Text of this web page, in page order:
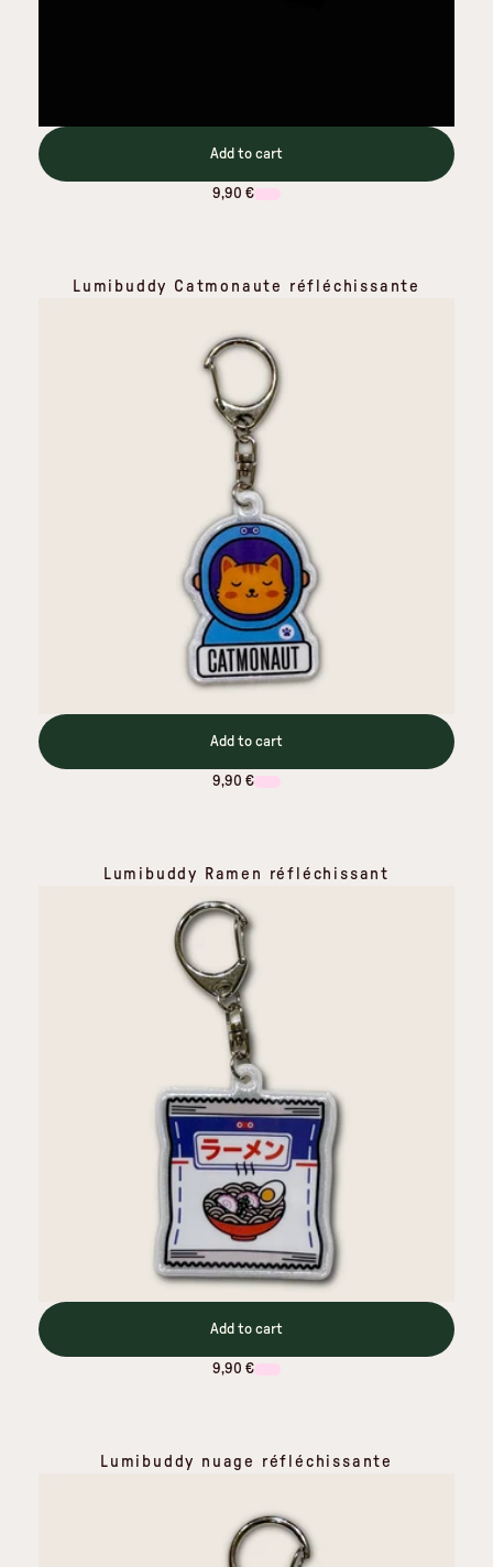
Add to cart
9,90 €
Lumibuddy Catmonaute réfléchissante
Add to cart
9,90 €
Lumibuddy Ramen réfléchissant
Add to cart
9,90 €
Lumibuddy nuage réfléchissante